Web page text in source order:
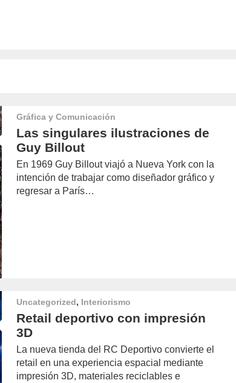
Gráfica y Comunicación
Las singulares ilustraciones de
Guy Billout
En 1969 Guy Billout viajó a Nueva York con la
intención de trabajar como diseñador gráfico y
regresar a París…
Uncategorized, Interiorismo
Retail deportivo con impresión
3D
La nueva tienda del RC Deportivo convierte el
retail en una experiencia espacial mediante
impresión 3D, materiales reciclables e